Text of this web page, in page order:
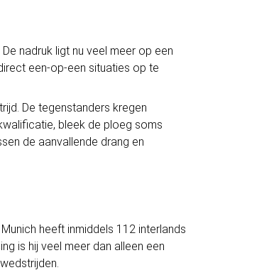
nadruk ligt nu veel meer op een
een-op-een situaties op te
De tegenstanders kregen
bleek de ploeg soms
de aanvallende drang en
heeft inmiddels 112 interlands
is hij veel meer dan alleen een